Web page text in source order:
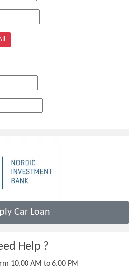
Car Loan
Help ?
10.00 AM to 6.00 PM